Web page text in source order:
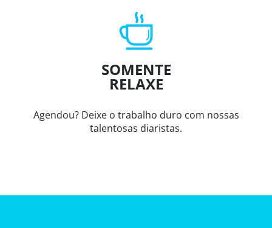
SOMENTE
RELAXE
Agendou? Deixe o trabalho duro com nossas
talentosas diaristas.